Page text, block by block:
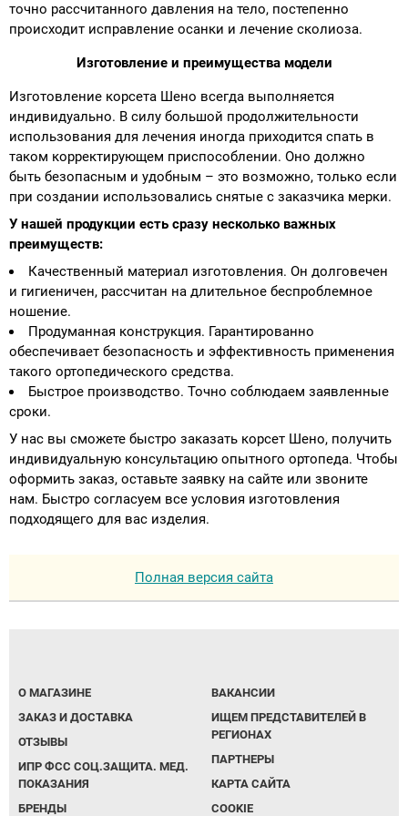
точно рассчитанного давления на тело, постепенно
происходит исправление осанки и лечение сколиоза.
Изготовление и преимущества модели
Изготовление корсета Шено всегда выполняется
индивидуально. В силу большой продолжительности
использования для лечения иногда приходится спать в
таком корректирующем приспособлении. Оно должно
быть безопасным и удобным – это возможно, только если
при создании использовались снятые с заказчика мерки.
У нашей продукции есть сразу несколько важных
преимуществ:
Качественный материал изготовления. Он долговечен
и гигиеничен, рассчитан на длительное беспроблемное
ношение.
Продуманная конструкция. Гарантированно
обеспечивает безопасность и эффективность применения
такого ортопедического средства.
Быстрое производство. Точно соблюдаем заявленные
сроки.
У нас вы сможете быстро заказать корсет Шено, получить
индивидуальную консультацию опытного ортопеда. Чтобы
оформить заказ, оставьте заявку на сайте или звоните
нам. Быстро согласуем все условия изготовления
подходящего для вас изделия.
Полная версия сайта
О МАГАЗИНЕ
ЗАКАЗ И ДОСТАВКА
ОТЗЫВЫ
ИПР ФСС СОЦ.ЗАЩИТА. МЕД.
ПОКАЗАНИЯ
БРЕНДЫ
ВАКАНСИИ
ИЩЕМ ПРЕДСТАВИТЕЛЕЙ В
РЕГИОНАХ
ПАРТНЕРЫ
КАРТА САЙТА
COOKIE
Аппараты на суставы
инвалидов
Противопролежневые матрасы, подушки
ОПОРЫ, ВЕРТИКАЛИЗАТОРЫ, Оборудование
для ЛФК
Одежда ортопедическая (адаптивная) для
инвалидов
Индивидуальное изготовление